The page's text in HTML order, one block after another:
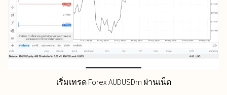
เริ่มเทรด Forex AUDUSDm ผ่านเน็ต